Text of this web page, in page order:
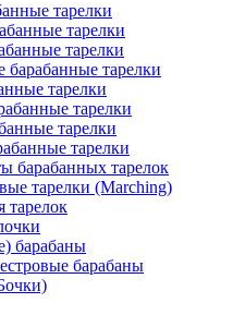
тарелки
тарелки
тарелки
барабанные тарелки
тарелки
тарелки
тарелки
тарелки
барабанных тарелок
тарелки (Marching)
тарелок
барабаны
барабаны